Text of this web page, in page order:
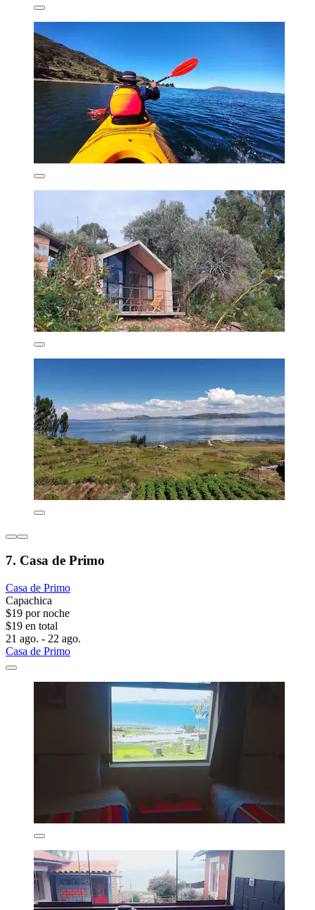
7. Casa de Primo
Casa de Primo
Capachica
$19 por noche
$19 en total
21 ago. - 22 ago.
Casa de Primo